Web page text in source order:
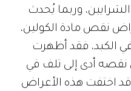
وربما يُحدث
نقص مادة الكولين،
الكبد، فقد أظهرت
نقصه أدى إلى تلف في
اختفت هذه الأعراض